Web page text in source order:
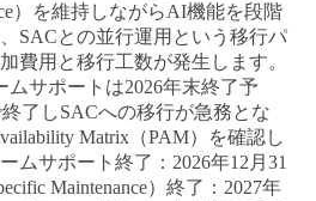
）を維持しながらAI機能を段階
SACとの並行運用という移行パ
費用と移行工数が発生します。
ムサポートは2026年末終了予
了しSACへの移行が急務とな
Matrix（PAM）を確認し
ムサポート終了：2026年12月31
Maintenance）終了：2027年